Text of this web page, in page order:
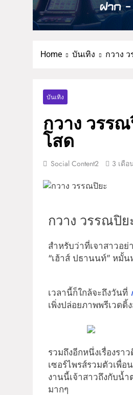
Home บันเทิง กวาง
บันเทิง
กวาง วรร
โสด
Social Content2 3 เดือ
กวาง วรรณปิ
สำหรับว่าที่เจาสาวอ
“เฮ้าส์ ปธานนท์” หมั้
เวลานี้ก็ใกล้จะถึงวันที่
เพิ่งปล่อยภาพพรีเวด
รวมถึงอีกหนึ่งเรื่องรา
เซอร์ไพรส์รวมตัวเพื่
งานนี้เจ้าสาวถึงกับน้ำ
มากๆ